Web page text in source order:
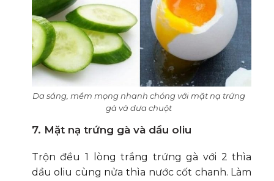
Da sáng, mềm mọng nhanh chóng với mặt nạ trứng
gà và dưa chuột
7. Mặt nạ trứng gà và dầu oliu
Trộn đều 1 lòng trắng trứng gà với 2 thìa
dầu oliu cùng nửa thìa nước cốt chanh. Làm